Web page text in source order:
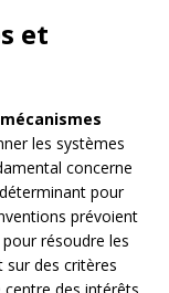
et
mécanismes
les systèmes
concerne
pour
prévoient
résoudre les
sur des critères